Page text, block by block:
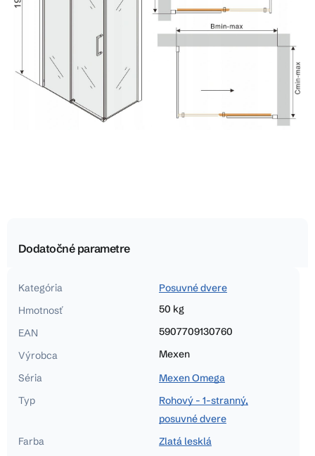
Dodatočné parametre
Kategória
Posuvné dvere
Hmotnosť
50 kg
EAN
5907709130760
Výrobca
Mexen
Séria
Mexen Omega
Typ
Rohový - 1-stranný,
posuvné dvere
Farba
Zlatá lesklá